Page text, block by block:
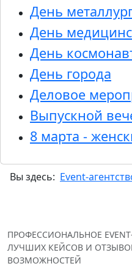
День
День
День
День города
Деловое
Выпускной
8 марта -
Вы здесь: Event-
ПРОФЕССИОНАЛЬНОЕ
ЛУЧШИХ КЕЙСОВ И
ВОЗМОЖНОСТЕЙ